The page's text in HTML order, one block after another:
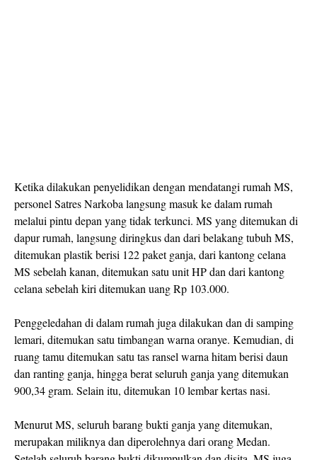
Ketika dilakukan penyelidikan dengan mendatangi rumah MS,
personel Satres Narkoba langsung masuk ke dalam rumah
melalui pintu depan yang tidak terkunci. MS yang ditemukan di
dapur rumah, langsung diringkus dan dari belakang tubuh MS,
ditemukan plastik berisi 122 paket ganja, dari kantong celana
MS sebelah kanan, ditemukan satu unit HP dan dari kantong
celana sebelah kiri ditemukan uang Rp 103.000.
Penggeledahan di dalam rumah juga dilakukan dan di samping
lemari, ditemukan satu timbangan warna oranye. Kemudian, di
ruang tamu ditemukan satu tas ransel warna hitam berisi daun
dan ranting ganja, hingga berat seluruh ganja yang ditemukan
900,34 gram. Selain itu, ditemukan 10 lembar kertas nasi.
Menurut MS, seluruh barang bukti ganja yang ditemukan,
merupakan miliknya dan diperolehnya dari orang Medan.